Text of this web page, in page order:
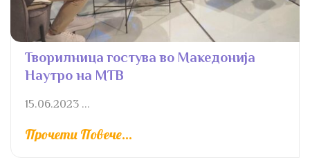
Творилница гостува во Македонија
Наутро на МТВ
15.06.2023 ...
Прочети Повече...